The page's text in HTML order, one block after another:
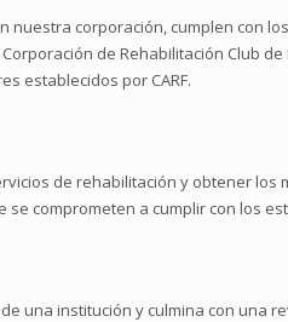
corporación, cumplen con
de Rehabilitación Club
establecidos por CARF.
de rehabilitación y obtener los
comprometen a cumplir con los
una institución y culmina con una